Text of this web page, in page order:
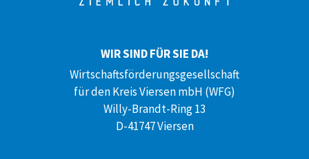
WIR SIND FÜR SIE DA!
Wirtschaftsförderungsgesellschaft
für den Kreis Viersen mbH (WFG)
Willy-Brandt-Ring 13
D-41747 Viersen